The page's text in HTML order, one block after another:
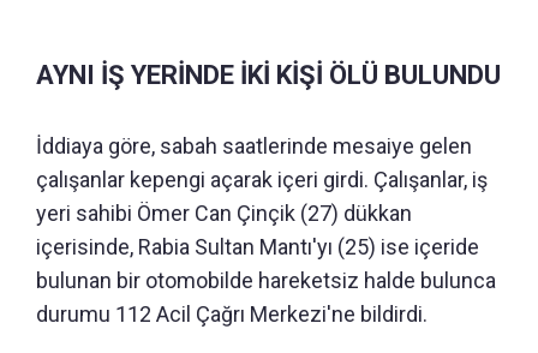
AYNI İŞ YERİNDE İKİ KİŞİ ÖLÜ BULUNDU
İddiaya göre, sabah saatlerinde mesaiye gelen
çalışanlar kepengi açarak içeri girdi. Çalışanlar, iş
yeri sahibi Ömer Can Çinçik (27) dükkan
içerisinde, Rabia Sultan Mantı'yı (25) ise içeride
bulunan bir otomobilde hareketsiz halde bulunca
durumu 112 Acil Çağrı Merkezi'ne bildirdi.